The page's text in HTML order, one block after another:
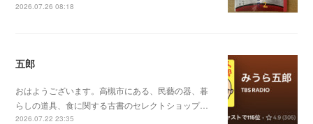
2026.07.26 08:18
五郎
おはようございます。高槻市にある、民藝の器、暮
らしの道具、食に関する古書のセレクトショップ…
2026.07.22 23:35